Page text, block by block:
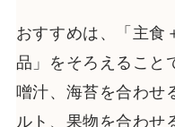
おすすめは、「主食
品」をそろえること
噌汁、海苔を合わせ
ルト、果物を合わせ